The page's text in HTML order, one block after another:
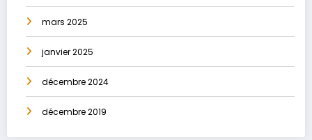
mars 2025
janvier 2025
décembre 2024
décembre 2019